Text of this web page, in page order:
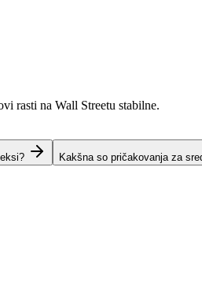
rasti na Wall Streetu stabilne.
Kakšna so pričakovanja za